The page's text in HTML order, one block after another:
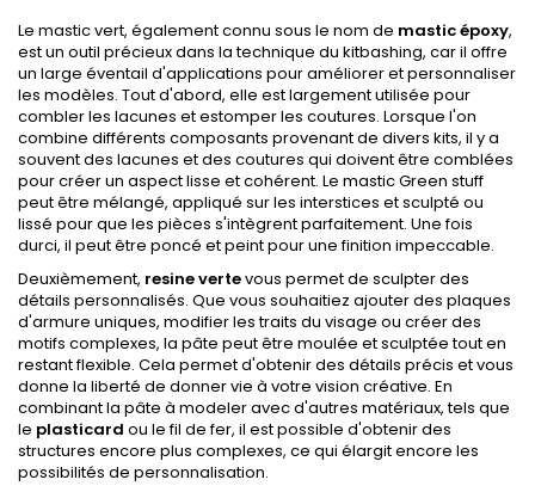
Le mastic vert, également connu sous le nom de mastic époxy,
est un outil précieux dans la technique du kitbashing, car il offre
un large éventail d'applications pour améliorer et personnaliser
les modèles. Tout d'abord, elle est largement utilisée pour
combler les lacunes et estomper les coutures. Lorsque l'on
combine différents composants provenant de divers kits, il y a
souvent des lacunes et des coutures qui doivent être comblées
pour créer un aspect lisse et cohérent. Le mastic Green stuff
peut être mélangé, appliqué sur les interstices et sculpté ou
lissé pour que les pièces s'intègrent parfaitement. Une fois
durci, il peut être poncé et peint pour une finition impeccable.
Deuxièmement, resine vertevous permet de sculpter des
détails personnalisés. Que vous souhaitiez ajouter des plaques
d'armure uniques, modifier les traits du visage ou créer des
motifs complexes, la pâte peut être moulée et sculptée tout en
restant flexible. Cela permet d'obtenir des détails précis et vous
donne la liberté de donner vie à votre vision créative. En
combinant la pâte à modeler avec d'autres matériaux, tels que
le plasticard ou le fil de fer, il est possible d'obtenir des
structures encore plus complexes, ce qui élargit encore les
possibilités de personnalisation.